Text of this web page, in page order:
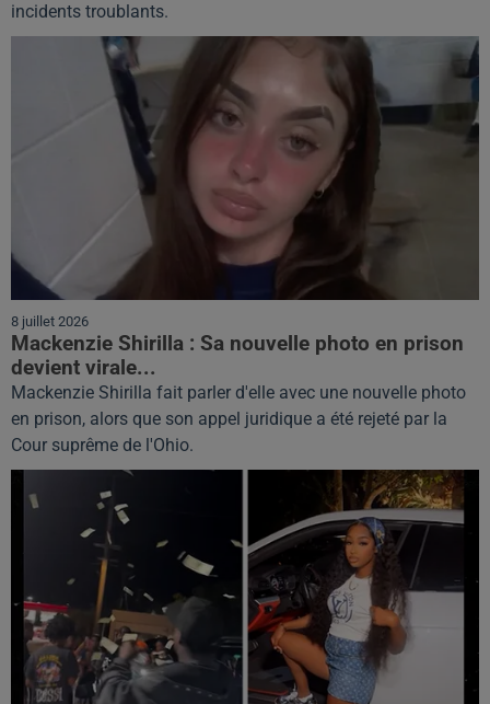
incidents troublants.
8 juillet 2026
Mackenzie Shirilla : Sa nouvelle photo en prison
devient virale...
Mackenzie Shirilla fait parler d'elle avec une nouvelle photo
en prison, alors que son appel juridique a été rejeté par la
Cour suprême de l'Ohio.